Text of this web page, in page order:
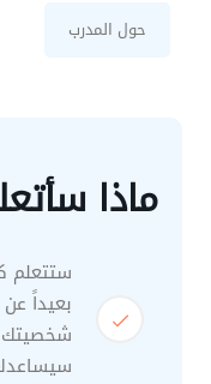
حول المدرب
ماذا
بعيداً
شخصيتك